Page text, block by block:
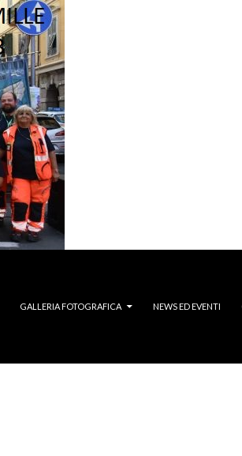
GALLERIA FOTOGRAFICA NEWS ED EVENTI